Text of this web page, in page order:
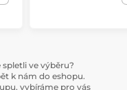
ve výběru?
k nám do eshopu.
vybíráme pro vás